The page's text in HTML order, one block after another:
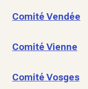
Comité Vendée
Comité Vienne
Comité Vosges